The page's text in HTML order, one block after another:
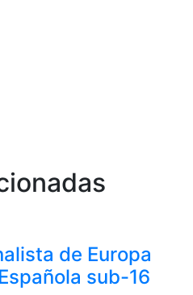
de Europa
sub-16